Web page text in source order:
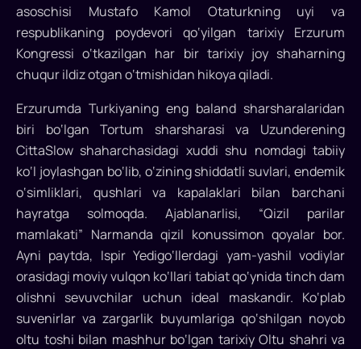
asoschisi Mustafo Kamol Otaturkning uyi va
respublikaning poydevori qo‘yilgan tarixiy Erzurum
Kongressi o‘tkazilgan har bir tarixiy joy shaharning
chuqur ildiz otgan o‘tmishidan hikoya qiladi.
Erzurumda Turkiyaning eng baland sharsharalaridan
biri bo‘lgan Tortum sharsharasi va Uzunderening
CittaSlow shaharchasidagi xuddi shu nomdagi tabiiy
ko‘l joylashgan bo‘lib, o‘zining shiddatli suvlari, endemik
o‘simliklari, qushlari va kapalaklari bilan barchani
hayratga solmoqda. Ajablanarlisi, “Qizil parilar
mamlakati” Narmanda qizil konussimon qoyalar bor.
Ayni paytda, Ispir Yedigo‘llerdagi yam-yashil vodiylar
orasidagi moviy vulqon ko‘llari tabiat qo‘ynida tinch dam
olishni sevuvchilar uchun ideal maskandir. Ko‘plab
suvenirlar va zargarlik buyumlariga qo‘shilgan noyob
oltu toshi bilan mashhur bo‘lgan tarixiy Oltu shahri va